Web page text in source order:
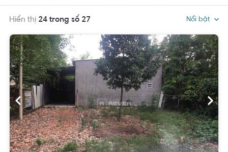
Hiển thị 24 trong số 27 Nổi bật